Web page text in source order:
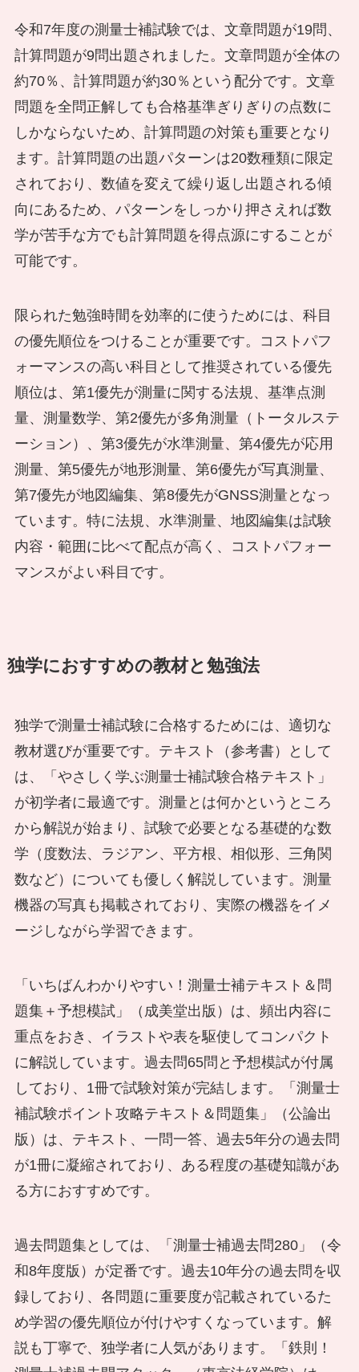
令和7年度の測量士補試験では、文章問題が19問、
計算問題が9問出題されました。文章問題が全体の
約70％、計算問題が約30％という配分です。文章
問題を全問正解しても合格基準ぎりぎりの点数に
しかならないため、計算問題の対策も重要となり
ます。計算問題の出題パターンは20数種類に限定
されており、数値を変えて繰り返し出題される傾
向にあるため、パターンをしっかり押さえれば数
学が苦手な方でも計算問題を得点源にすることが
可能です。
限られた勉強時間を効率的に使うためには、科目
の優先順位をつけることが重要です。コストパフ
ォーマンスの高い科目として推奨されている優先
順位は、第1優先が測量に関する法規、基準点測
量、測量数学、第2優先が多角測量（トータルステ
ーション）、第3優先が水準測量、第4優先が応用
測量、第5優先が地形測量、第6優先が写真測量、
第7優先が地図編集、第8優先がGNSS測量となっ
ています。特に法規、水準測量、地図編集は試験
内容・範囲に比べて配点が高く、コストパフォー
マンスがよい科目です。
独学におすすめの教材と勉強法
独学で測量士補試験に合格するためには、適切な
教材選びが重要です。テキスト（参考書）として
は、「やさしく学ぶ測量士補試験合格テキスト」
が初学者に最適です。測量とは何かというところ
から解説が始まり、試験で必要となる基礎的な数
学（度数法、ラジアン、平方根、相似形、三角関
数など）についても優しく解説しています。測量
機器の写真も掲載されており、実際の機器をイメ
ージしながら学習できます。
「いちばんわかりやすい！測量士補テキスト＆問
題集＋予想模試」（成美堂出版）は、頻出内容に
重点をおき、イラストや表を駆使してコンパクト
に解説しています。過去問65問と予想模試が付属
しており、1冊で試験対策が完結します。「測量士
補試験ポイント攻略テキスト＆問題集」（公論出
版）は、テキスト、一問一答、過去5年分の過去問
が1冊に凝縮されており、ある程度の基礎知識があ
る方におすすめです。
過去問題集としては、「測量士補過去問280」（令
和8年度版）が定番です。過去10年分の過去問を収
録しており、各問題に重要度が記載されているた
め学習の優先順位が付けやすくなっています。解
説も丁寧で、独学者に人気があります。「鉄則！